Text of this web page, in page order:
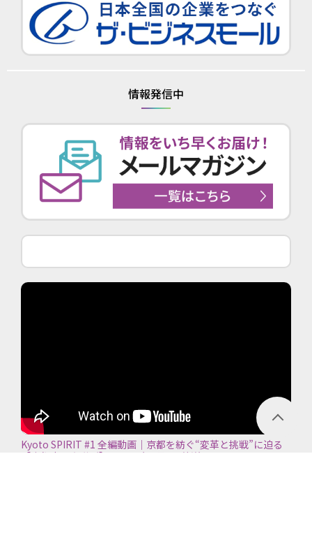
情報発信中
Kyoto SPIRIT #1 全編動画｜京都を紡ぐ“変革と挑戦”に迫る
【京都商工会議所】＜2026年7月5日放送＞